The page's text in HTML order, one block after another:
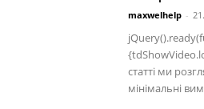
maxwelhelp -
статті ми
мінімальні